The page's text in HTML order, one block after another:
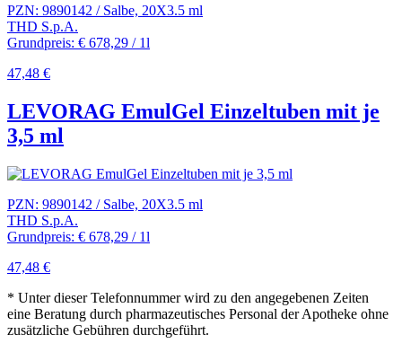
PZN: 9890142 / Salbe, 20X3.5 ml
THD S.p.A.
Grundpreis: € 678,29 / 1l
47,48 €
LEVORAG EmulGel Einzeltuben mit je
3,5 ml
PZN: 9890142 / Salbe, 20X3.5 ml
THD S.p.A.
Grundpreis: € 678,29 / 1l
47,48 €
* Unter dieser Telefonnummer wird zu den angegebenen Zeiten
eine Beratung durch pharmazeutisches Personal der Apotheke ohne
zusätzliche Gebühren durchgeführt.